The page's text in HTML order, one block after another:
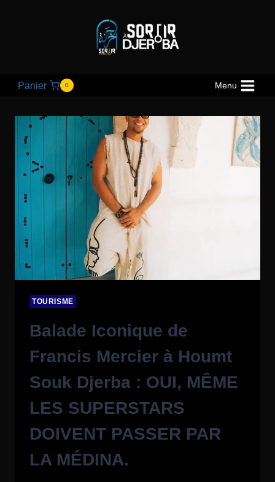
Panier 0 Menu
TOURISME
Balade Iconique de
Francis Mercier à Houmt
Souk Djerba : OUI, MÊME
LES SUPERSTARS
DOIVENT PASSER PAR
LA MÉDINA.